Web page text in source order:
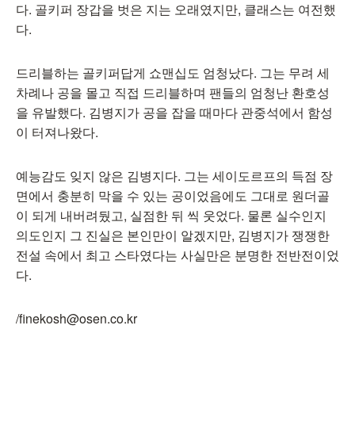
다. 골키퍼 장갑을 벗은 지는 오래였지만, 클래스는 여전했
다.
드리블하는 골키퍼답게 쇼맨십도 엄청났다. 그는 무려 세
차례나 공을 몰고 직접 드리블하며 팬들의 엄청난 환호성
을 유발했다. 김병지가 공을 잡을 때마다 관중석에서 함성
이 터져나왔다.
예능감도 잊지 않은 김병지다. 그는 세이도르프의 득점 장
면에서 충분히 막을 수 있는 공이었음에도 그대로 원더골
이 되게 내버려뒀고, 실점한 뒤 씩 웃었다. 물론 실수인지
의도인지 그 진실은 본인만이 알겠지만, 김병지가 쟁쟁한
전설 속에서 최고 스타였다는 사실만은 분명한 전반전이었
다.
/finekosh@osen.co.kr